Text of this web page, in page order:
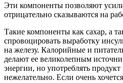
Эти компоненты позволяют
отрицательно сказываются на
Такие компоненты как сахар, а
спровоцировать выработку
на железу. Калорийные и
делают ее великолепным
энергии, но употреблять
нежелательно. Если очень